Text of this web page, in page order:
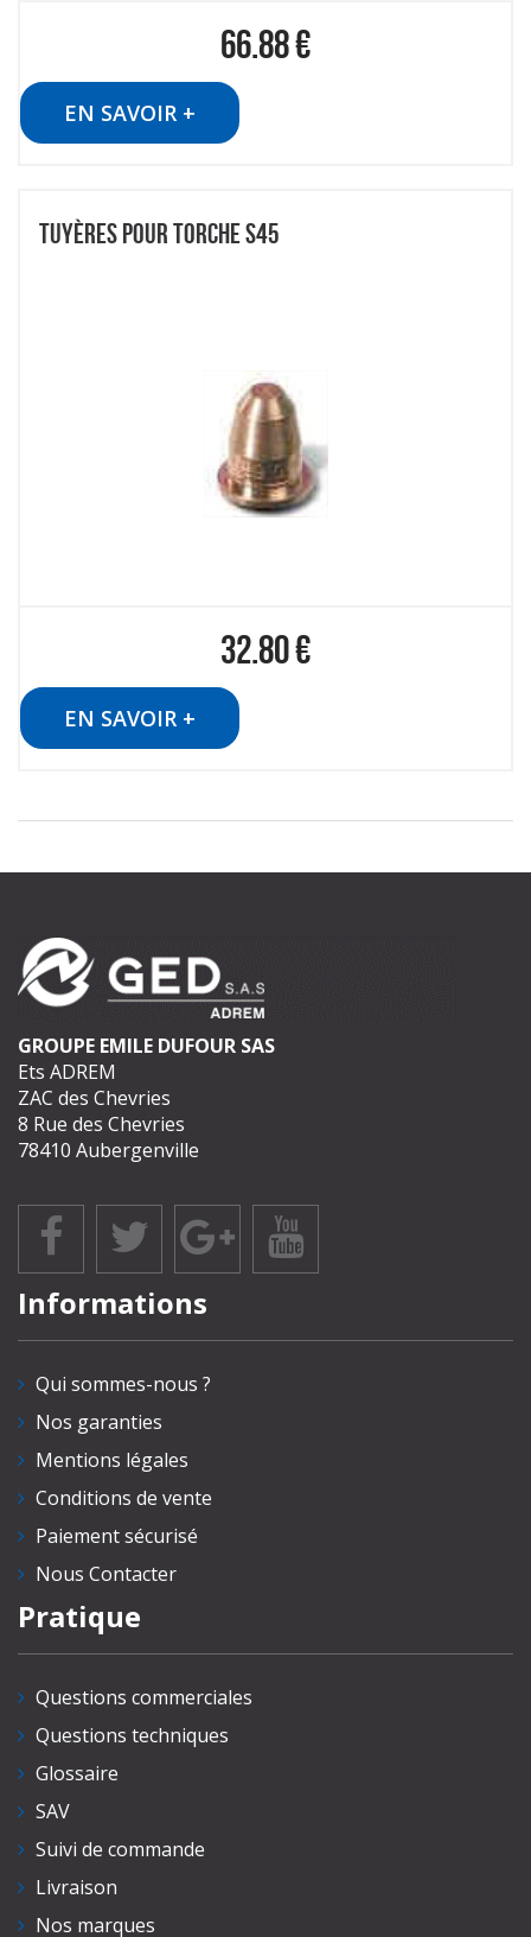
66.88€
EN SAVOIR +
TUYÈRES POUR TORCHE S45
32.80€
EN SAVOIR +
GROUPE EMILE DUFOUR SAS
Ets ADREM
ZAC des Chevries
8 Rue des Chevries
78410 Aubergenville
Informations
Qui sommes-nous ?
Nos garanties
Mentions légales
Conditions de vente
Paiement sécurisé
Nous Contacter
Pratique
Questions commerciales
Questions techniques
Glossaire
SAV
Suivi de commande
Livraison
Nos marques